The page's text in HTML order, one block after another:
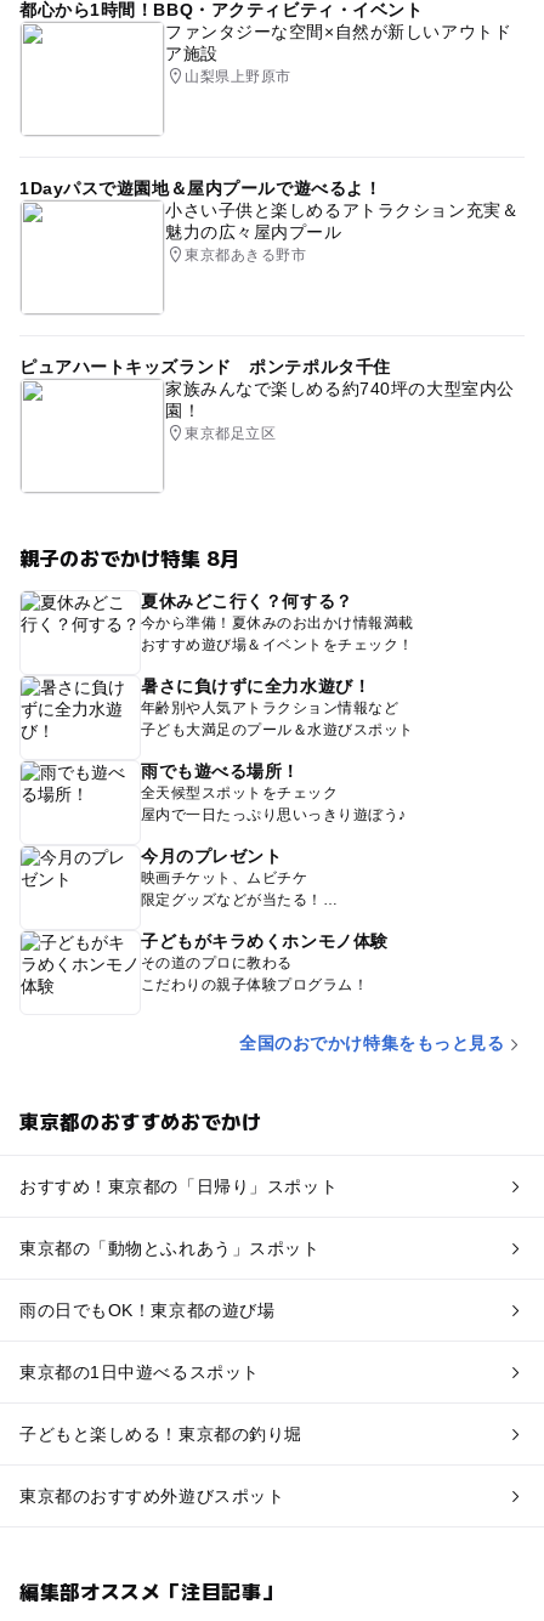
都心から1時間！BBQ・アクティビティ・イベント
ファンタジーな空間×自然が新しいアウトド
ア施設
山梨県上野原市
1Dayパスで遊園地＆屋内プールで遊べるよ！
小さい子供と楽しめるアトラクション充実＆
魅力の広々屋内プール
東京都あきる野市
ピュアハートキッズランド ポンテポルタ千住
家族みんなで楽しめる約740坪の大型室内公
園！
東京都足立区
親子のおでかけ特集 8月
夏休みどこ行く？何する？
今から準備！夏休みのお出かけ情報満載
おすすめ遊び場＆イベントをチェック！
暑さに負けずに全力水遊び！
年齢別や人気アトラクション情報など
子ども大満足のプール＆水遊びスポット
雨でも遊べる場所！
全天候型スポットをチェック
屋内で一日たっぷり思いっきり遊ぼう♪
今月のプレゼント
映画チケット、ムビチケ
限定グッズなどが当たる！
子どもがキラめくホンモノ体験
その道のプロに教わる
こだわりの親子体験プログラム！
全国のおでかけ特集をもっと見る
東京都のおすすめおでかけ
おすすめ！東京都の「日帰り」スポット
東京都の「動物とふれあう」スポット
雨の日でもOK！東京都の遊び場
東京都の1日中遊べるスポット
子どもと楽しめる！東京都の釣り堀
東京都のおすすめ外遊びスポット
編集部オススメ「注目記事」